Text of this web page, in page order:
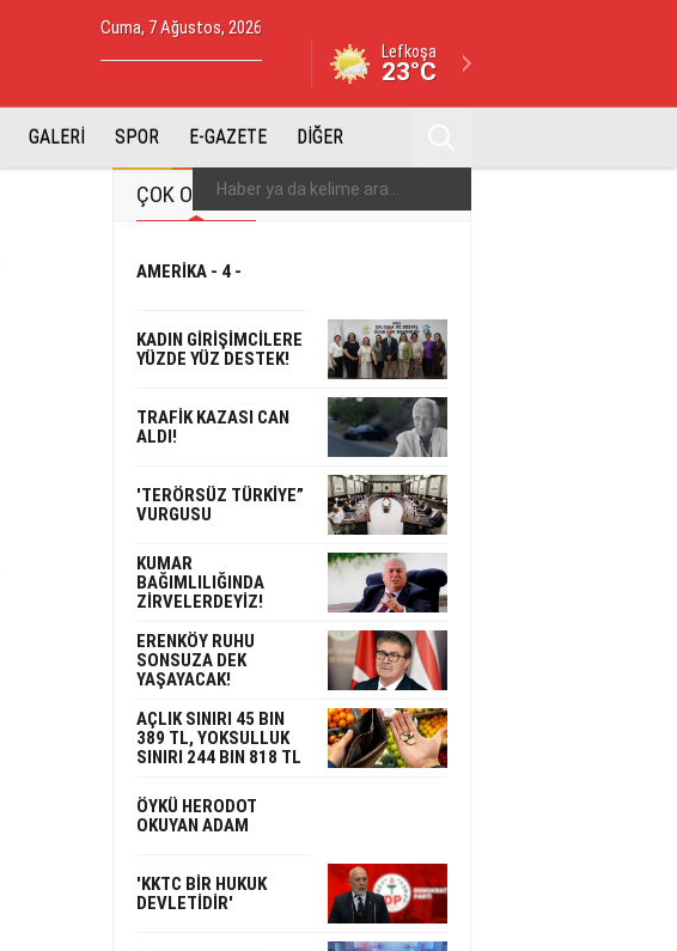
Cuma, 7 Ağustos, 2026
Lefkoşa
23°C
GALERİ SPOR E-GAZETE DİĞER
ÇOK OKUNAN ÇOK YORUMLANAN
AMERİKA - 4 -
KADIN GİRİŞİMCİLERE
YÜZDE YÜZ DESTEK!
TRAFİK KAZASI CAN
ALDI!
'TERÖRSÜZ TÜRKİYE”
VURGUSU
KUMAR
BAĞIMLILIĞINDA
ZİRVELERDEYİZ!
ERENKÖY RUHU
SONSUZA DEK
YAŞAYACAK!
AÇLIK SINIRI 45 BIN
389 TL, YOKSULLUK
SINIRI 244 BIN 818 TL
ÖYKÜ HERODOT
OKUYAN ADAM
'KKTC BİR HUKUK
DEVLETİDİR'